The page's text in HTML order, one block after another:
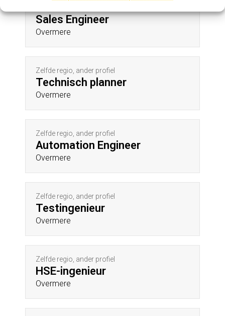
Sales Engineer
Overmere
Zelfde regio, ander profiel
Technisch planner
Overmere
Zelfde regio, ander profiel
Automation Engineer
Overmere
Zelfde regio, ander profiel
Testingenieur
Overmere
Zelfde regio, ander profiel
HSE-ingenieur
Overmere